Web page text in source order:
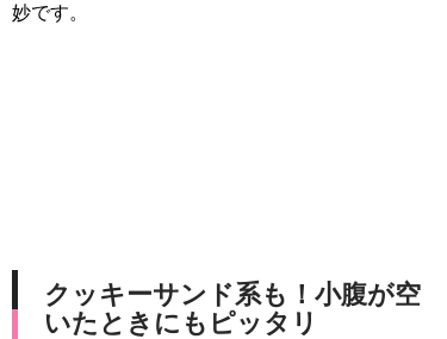
妙です。
クッキーサンド系も！小腹が空
いたときにもピッタリ